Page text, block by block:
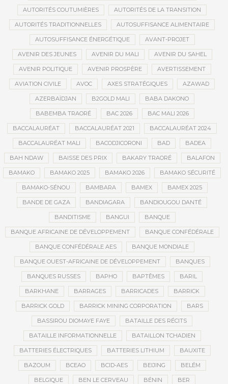
AUTORITÉS COUTUMIÈRES AUTORITÉS DE LA TRANSITION
AUTORITÉS TRADITIONNELLES AUTOSUFFISANCE ALIMENTAIRE
AUTOSUFFISANCE ÉNERGÉTIQUE AVANT-PROJET
AVENIR DES JEUNES AVENIR DU MALI AVENIR DU SAHEL
AVENIR POLITIQUE AVENIR PROSPÈRE AVERTISSEMENT
AVIATION CIVILE AVOC AXES STRATÉGIQUES AZAWAD
AZERBAÏDJAN B2GOLD MALI BABA DAKONO
BABEMBA TRAORÉ BAC 2026 BAC MALI 2026
BACCALAURÉAT BACCALAURÉAT 2021 BACCALAURÉAT 2024
BACCALAURÉAT MALI BACODJICORONI BAD BADEA
BAH NDAW BAISSE DES PRIX BAKARY TRAORÉ BALAFON
BAMAKO BAMAKO 2025 BAMAKO 2026 BAMAKO SÉCURITÉ
BAMAKO-SÉNOU BAMBARA BAMEX BAMEX 2025
BANDE DE GAZA BANDIAGARA BANDIOUGOU DANTÉ
BANDITISME BANGUI BANQUE
BANQUE AFRICAINE DE DÉVELOPPEMENT BANQUE CONFÉDÉRALE
BANQUE CONFÉDÉRALE AES BANQUE MONDIALE
BANQUE OUEST-AFRICAINE DE DÉVELOPPEMENT BANQUES
BANQUES RUSSES BAPHO BAPTÊMES BARIL
BARKHANE BARRAGES BARRICADES BARRICK
BARRICK GOLD BARRICK MINING CORPORATION BARS
BASSIROU DIOMAYE FAYE BATAILLE DES RÉCITS
BATAILLE INFORMATIONNELLE BATAILLON TCHADIEN
BATTERIES ÉLECTRIQUES BATTERIES LITHIUM BAUXITE
BAZOUM BCEAO BCID-AES BEIJING BELÉM
BELGIQUE BEN LE CERVEAU BÉNIN BER